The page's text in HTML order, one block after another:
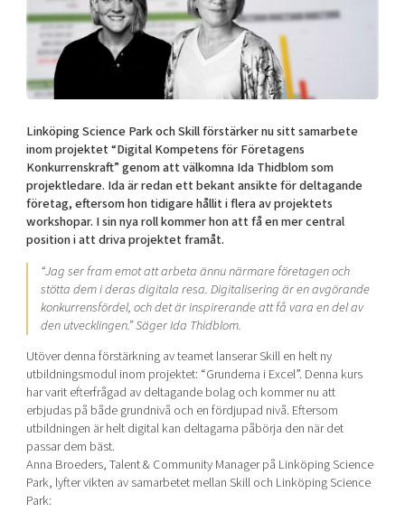
Shaping cities and regions
Bright East
Reversed mentorship
Current offers and activities
Upscaling
Talent & skills
Startup & industry collaboration
Offers to boost your business
Funding opportunities
Our community of companies
Projects
Publications
Project toolbox
Our clusters
Reach out to us
Locations
Today's lunch in Mjärdevi
Linköping Science Park och Skill förstärker nu sitt samarbete
inom projektet “Digital Kompetens för Företagens
Konkurrenskraft” genom att välkomna Ida Thidblom som
projektledare. Ida är redan ett bekant ansikte för deltagande
företag, eftersom hon tidigare hållit i flera av projektets
workshopar. I sin nya roll kommer hon att få en mer central
position i att driva projektet framåt.
“Jag ser fram emot att arbeta ännu närmare företagen och
stötta dem i deras digitala resa. Digitalisering är en avgörande
konkurrensfördel, och det är inspirerande att få vara en del av
den utvecklingen.” Säger Ida Thidblom.
Utöver denna förstärkning av teamet lanserar Skill en helt ny
utbildningsmodul inom projektet: “Grunderna i Excel”. Denna kurs
har varit efterfrågad av deltagande bolag och kommer nu att
erbjudas på både grundnivå och en fördjupad nivå. Eftersom
utbildningen är helt digital kan deltagarna påbörja den när det
passar dem bäst.
Anna Broeders, Talent & Community Manager på Linköping Science
Park, lyfter vikten av samarbetet mellan Skill och Linköping Science
Park: